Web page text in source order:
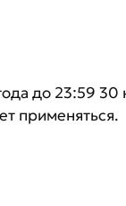
до 23:59
применяться.